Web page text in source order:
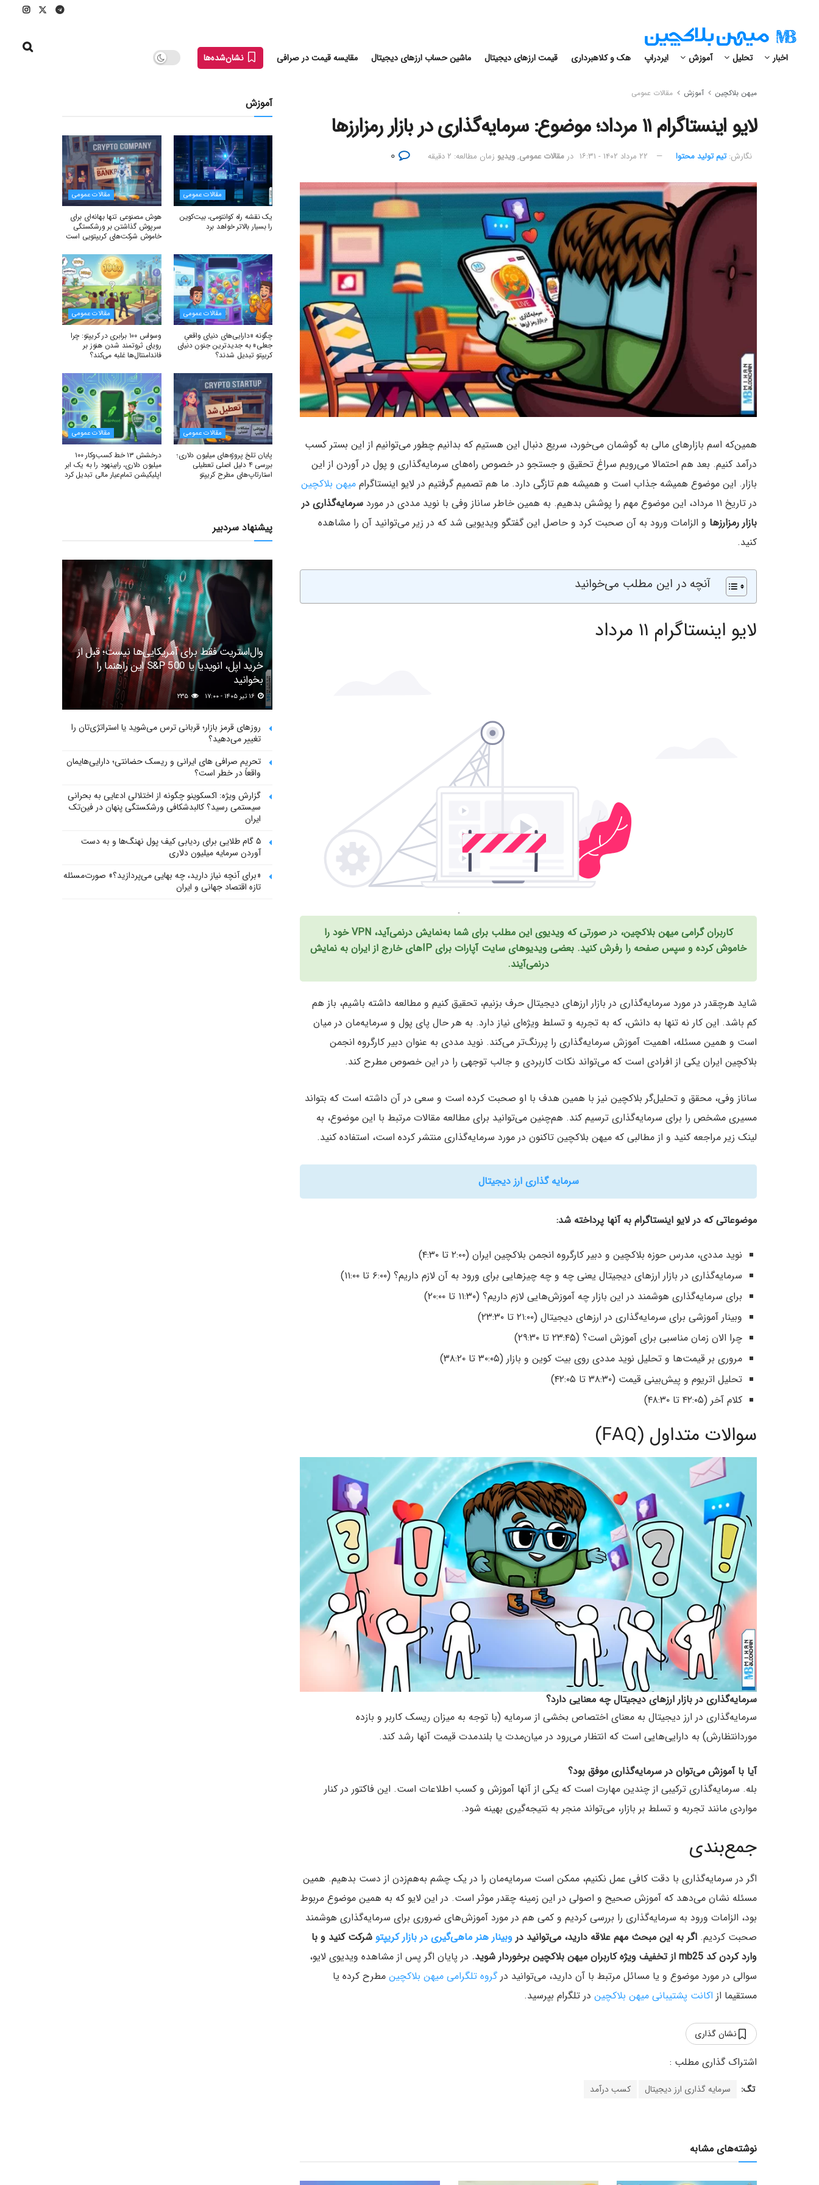
اخبار تحلیل آموزش ایردراپ هک و کلاهبرداری قیمت ارزهای دیجیتال ماشین حساب ارزهای دیجیتال مقایسه قیمت در صرافی نشان‌شده‌ها
میهن بلاکچین آموزش مقالات عمومی
لایو اینستاگرام ۱۱ مرداد؛ موضوع: سرمایه‌گذاری در بازار رمزارزها
نگارش:‌ تیم تولید محتوا ۲۲ مرداد ۱۴۰۲ - ۱۶:۳۱ در مقالات عمومی,ویدیو زمان مطالعه: ۲ دقیقه
همین‌که اسم بازارهای مالی به گوشمان می‌خورد، سریع دنبال این هستیم که بدانیم چطور می‌توانیم از این بستر کسب
درآمد کنیم. بعد هم احتمالا می‌رویم سراغ تحقیق و جستجو در خصوص راه‌های سرمایه‌گذاری و پول در آوردن از این
بازار. این موضوع همیشه جذاب است و همیشه هم تازگی دارد. ما هم تصمیم گرفتیم در لایو اینستاگرام میهن بلاکچین
در تاریخ ۱۱ مرداد، این موضوع مهم را پوشش بدهیم. به همین خاطر ساناز وفی با نوید مددی در مورد
سرمایه‌گذاری در
بازار رمزارزها و الزامات ورود به آن صحبت کرد و حاصل این گفتگو ویدیویی شد که در زیر می‌توانید آن را مشاهده
کنید.
آنچه در این مطلب می‌خوانید
لایو اینستاگرام ۱۱ مرداد
کاربران گرامی میهن بلاکچین، در صورتی که ویدیوی این مطلب برای شما به‌نمایش درنمی‌آید، VPN خود را
خاموش کرده و سپس صفحه را رفرش کنید. بعضی ویدیوهای سایت آپارات برای IPهای خارج از ایران به نمایش
درنمی‌آیند.
شاید هرچقدر در مورد سرمایه‌گذاری در بازار ارزهای دیجیتال حرف بزنیم، تحقیق کنیم و مطالعه داشته باشیم، باز هم
کم باشد. این کار نه تنها به دانش، که به تجربه و تسلط ویژه‌ای نیاز دارد. به هر حال پای پول و سرمایه‌مان در میان
است و همین مسئله، اهمیت آموزش سرمایه‌گذاری را پررنگ‌تر می‌کند. نوید مددی به عنوان دبیر کارگروه انجمن
بلاکچین ایران یکی از افرادی است که می‌تواند نکات کاربردی و جالب توجهی را در این خصوص مطرح کند.
ساناز وفی، محقق و تحلیل‌گر بلاکچین نیز با همین هدف با او صحبت کرده است و سعی در آن داشته است که بتواند
مسیری مشخص را برای سرمایه‌گذاری ترسیم کند. هم‌چنین می‌توانید برای مطالعه مقالات مرتبط با این موضوع، به
لینک زیر مراجعه کنید و از مطالبی که میهن بلاکچین تاکنون در مورد سرمایه‌گذاری منتشر کرده است، استفاده کنید.
سرمایه گذاری ارز دیجیتال
موضوعاتی که در لایو اینستاگرام به آنها پرداخته شد:
نوید مددی، مدرس حوزه بلاکچین و دبیر کارگروه انجمن بلاکچین ایران (۲:۰۰ تا ۴:۳۰)
سرمایه‌گذاری در بازار ارزهای دیجیتال یعنی چه و چه چیزهایی برای ورود به آن لازم داریم؟ (۶:۰۰ تا ۱۱:۰۰)
برای سرمایه‌گذاری هوشمند در این بازار چه آموزش‌هایی لازم داریم؟ (۱۱:۳۰ تا ۲۰:۰۰)
وبینار آموزشی برای سرمایه‌گذاری در ارزهای دیجیتال (۲۱:۰۰ تا ۲۳:۳۰)
چرا الان زمان مناسبی برای آموزش است؟ (۲۳:۴۵ تا ۲۹:۳۰)
مروری بر قیمت‌ها و تحلیل نوید مددی روی بیت کوین و بازار (۳۰:۰۵ تا ۳۸:۲۰)
تحلیل اتریوم و پیش‌بینی قیمت (۳۸:۳۰ تا ۴۲:۰۵)
کلام آخر (۴۲:۰۵ تا ۴۸:۳۰)
سوالات متداول (FAQ)
سرمایه‌گذاری در بازار ارزهای دیجیتال چه معنایی دارد؟
سرمایه‌گذاری در ارز دیجیتال به معنای اختصاص بخشی از سرمایه (با توجه به میزان ریسک کاربر و بازده
موردانتظارش) به دارایی‌هایی است که انتظار می‌رود در میان‌مدت یا بلندمدت قیمت آنها رشد کند.
آیا با آموزش می‌توان در سرمایه‌گذاری موفق بود؟
بله. سرمایه‌گذاری ترکیبی از چندین مهارت است که یکی از آنها آموزش و کسب اطلاعات است. این فاکتور در کنار
مواردی مانند تجربه و تسلط بر بازار، می‌تواند منجر به نتیجه‌گیری بهینه شود.
جمع‌بندی
اگر در سرمایه‌گذاری با دقت کافی عمل نکنیم، ممکن است سرمایه‌‌مان را در یک چشم‌ به‌هم‌زدن از دست بدهیم. همین
مسئله نشان می‌دهد که آموزش صحیح و اصولی در این زمینه چقدر موثر است. در این لایو که به همین موضوع مربوط
بود، الزامات ورود به سرمایه‌گذاری را بررسی کردیم و کمی هم در مورد آموزش‌های ضروری برای سرمایه‌گذاری هوشمند
صحبت کردیم. اگر به این مبحث مهم علاقه دارید، می‌توانید دروبینار هنر ماهی‌گیری در بازار کریپتو شرکت کنید و با
وارد کردن کد mb25 از تخفیف ویژه کاربران میهن بلاکچین برخوردار شوید.
در پایان اگر پس از مشاهده ویدیوی لایو،
سوالی در مورد موضوع و یا مسائل مرتبط با آن دارید، می‌توانید درگروه تلگرامی میهن بلاکچین مطرح کرده یا
مستقیما از اکانت پشتیبانی میهن بلاکچین در تلگرام بپرسید.
نشان گذاری
تگ: سرمایه گذاری ارز دیجیتال کسب درآمد
نوشته‌های مشابه
آموزش
مقالات عمومی
یک نقشه راه کوانتومی، بیت‌کوین
را بسیار بالاتر خواهد برد
مقالات عمومی
هوش مصنوعی تنها بهانه‌ای برای
سرپوش گذاشتن بر ورشکستگی
خاموش شرکت‌های کریپتویی است
مقالات عمومی
چگونه «دارایی‌های دنیای واقعیِ
جعلی» به جدیدترین جنون دنیای
کریپتو تبدیل شدند؟
مقالات عمومی
وسواس ۱۰۰ برابری در کریپتو: چرا
رویای ثروتمند شدن هنوز بر
فاندامنتال‌ها غلبه می‌کند؟
مقالات عمومی
پایان تلخ پروژه‌های میلیون دلاری؛
بررسی ۴ دلیل اصلی تعطیلی
استارتاپ‌های مطرح کریپتو
مقالات عمومی
درخشش ۱۳ خط کسب‌وکار ۱۰۰
میلیون دلاری، رابینهود را به یک ابر
اپلیکیشن تمام‌عیار مالی تبدیل کرد
پیشنهاد سردبیر
وال‌استریت فقط برای آمریکایی‌ها نیست؛ قبل از
خرید اپل، انویدیا یا S&P 500 این راهنما را
بخوانید
روزهای قرمز بازار؛ قربانی ترس می‌شوید یا استراتژی‌تان را
تغییر می‌دهید؟
تحریم صرافی های ایرانی و ریسک حضانتی؛ دارایی‌هایمان
واقعاً در خطر است؟
گزارش ویژه: اکسکوینو چگونه از اختلالی ادعایی به بحرانی
سیستمی رسید؟ کالبدشکافی ورشکستگی پنهان در فین‌تک
ایران
۵ گام طلایی برای ردیابی کیف پول‌ نهنگ‌ها و به دست
آوردن سرمایه میلیون دلاری
«برای آنچه نیاز دارید، چه بهایی می‌پردازید؟» صورت‌مسئله
تازه اقتصاد جهانی و ایران